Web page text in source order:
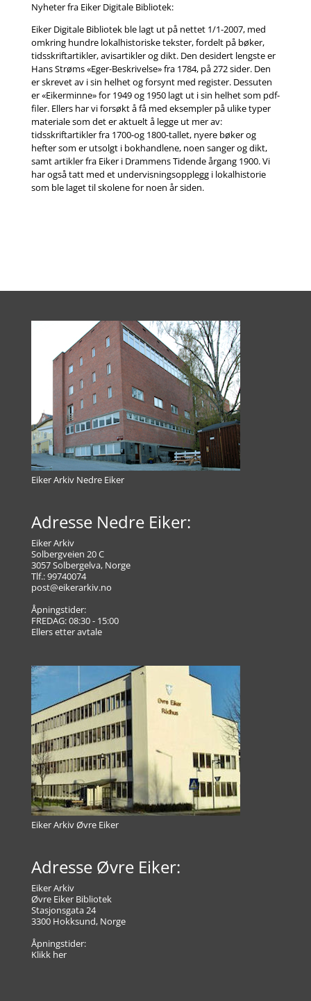
Nyheter fra Eiker Digitale Bibliotek:
Eiker Digitale Bibliotek ble lagt ut på nettet 1/1-2007, med
omkring hundre lokalhistoriske tekster, fordelt på bøker,
tidsskriftartikler, avisartikler og dikt. Den desidert lengste er
Hans Strøms «Eger-Beskrivelse» fra 1784, på 272 sider. Den
er skrevet av i sin helhet og forsynt med register. Dessuten
er «Eikerminne» for 1949 og 1950 lagt ut i sin helhet som pdf-
filer. Ellers har vi forsøkt å få med eksempler på ulike typer
materiale som det er aktuelt å legge ut mer av:
tidsskriftartikler fra 1700-og 1800-tallet, nyere bøker og
hefter som er utsolgt i bokhandlene, noen sanger og dikt,
samt artikler fra Eiker i Drammens Tidende årgang 1900. Vi
har også tatt med et undervisningsopplegg i lokalhistorie
som ble laget til skolene for noen år siden.
Eiker Arkiv Nedre Eiker
Adresse Nedre Eiker:
Eiker Arkiv
Solbergveien 20 C
3057 Solbergelva, Norge
Tlf.: 99740074
post@eikerarkiv.no
Åpningstider:
FREDAG: 08:30 - 15:00
Ellers etter avtale
Eiker Arkiv Øvre Eiker
Adresse Øvre Eiker:
Eiker Arkiv
Øvre Eiker Bibliotek
Stasjonsgata 24
3300 Hokksund, Norge
Åpningstider:
Klikk her